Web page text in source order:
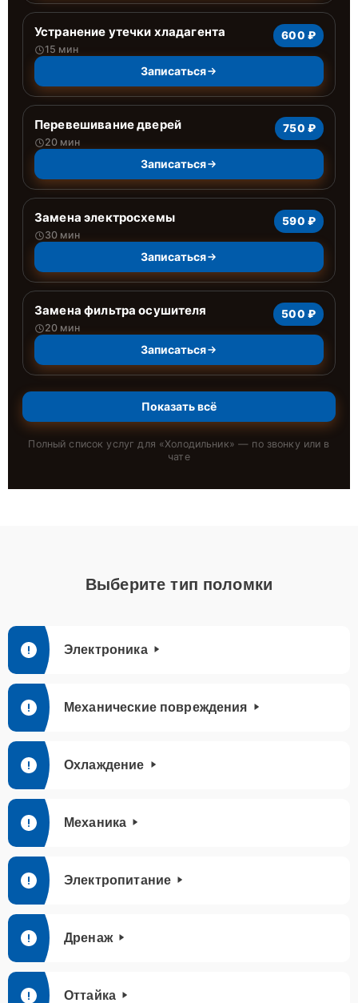
Устранение утечки хладагента
15 мин
600 ₽
Записаться
Перевешивание дверей
20 мин
750 ₽
Записаться
Замена электросхемы
30 мин
590 ₽
Записаться
Замена фильтра осушителя
20 мин
500 ₽
Записаться
Показать всё
Полный список услуг для «Холодильник» — по звонку или в
чате
Выберите тип поломки
Электроника
Механические повреждения
Охлаждение
Механика
Электропитание
Дренаж
Оттайка